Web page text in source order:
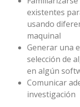
existentes
usando
maquinal
Generar una
selección de
en algún
Comunicar
investigación